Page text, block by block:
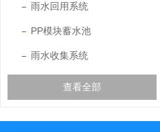
雨水回用系统
PP模块蓄水池
雨水收集系统
查看全部